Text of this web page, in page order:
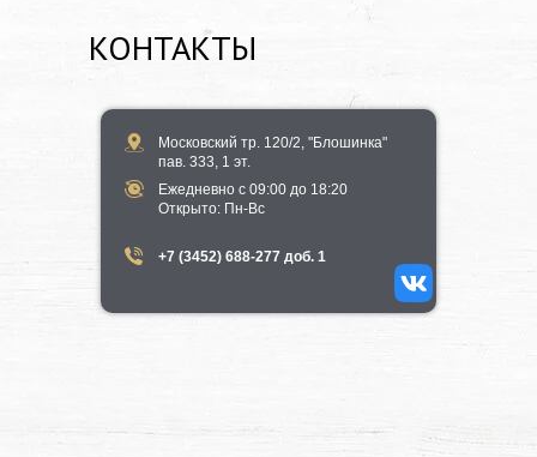
Московский тр. 120/2, "Блошинка"
пав. 333, 1 эт.
Ежедневно с 09:00 до 18:20
​Открыто​: Пн-Вс
+7 (3452) 688-277 доб. 1
КОНТАКТЫ